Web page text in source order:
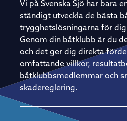
Vi på Svenska Sjö har bara
ständigt utveckla de bästa
trygghetslösningarna för
Genom din båtklubb är du
och det ger dig direkta
omfattande villkor,
båtklubbsmedlemmar och
skadereglering.